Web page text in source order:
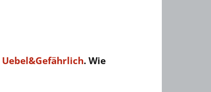
Uebel&Gefährlich. Wie